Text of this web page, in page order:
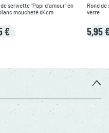
de serviette "Papi d'amour" en
moucheté d4cm
€
Rond
verre
5,95